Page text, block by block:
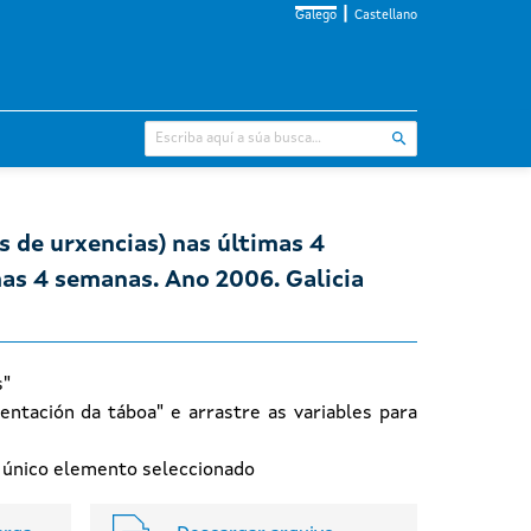
Galego Castellano
de urxencias) nas últimas 4
4 semanas. Ano 2006. Galicia
da táboa" e arrastre as variables para
elemento seleccionado